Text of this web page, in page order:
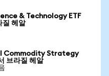
& Technology ETF
헤알
Commodity Strategy
브라질 헤알